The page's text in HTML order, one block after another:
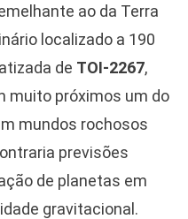
ao da Terra
localizado a 190
de TOI-2267,
muito próximos um do
mundos rochosos
previsões
de planetas em
gravitacional.